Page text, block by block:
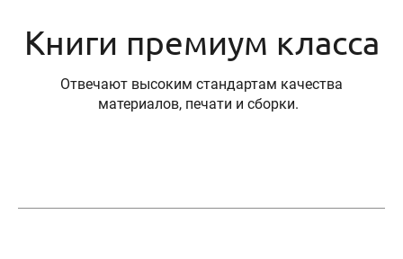
Книги премиум класса
Отвечают высоким стандартам качества
материалов, печати и сборки.